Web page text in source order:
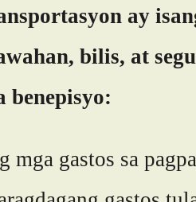
ay
bilis, at
benepisyo:
mga gastos sa